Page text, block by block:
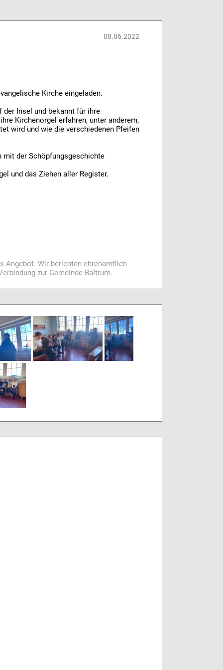
08.06.2022
Kirche eingeladen.
der Insel und bekannt für ihre
Kirchenorgel erfahren, unter anderem,
wird und wie die verschiedenen Pfeifen
mit der Schöpfungsgeschichte
und das Ziehen aller Register.
Angebot. Wir berichten ehrenamtlich
zur Gemeinde Baltrum.